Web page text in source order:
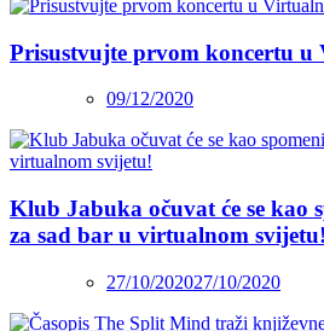
Prisustvujte prvom koncertu
09/12/2020
Klub Jabuka očuvat će se kao
za sad bar u virtualnom svijetu!
27/10/202027/10/2020